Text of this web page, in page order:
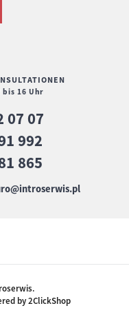
16 Uhr
07 07
992
865
by 2ClickShop